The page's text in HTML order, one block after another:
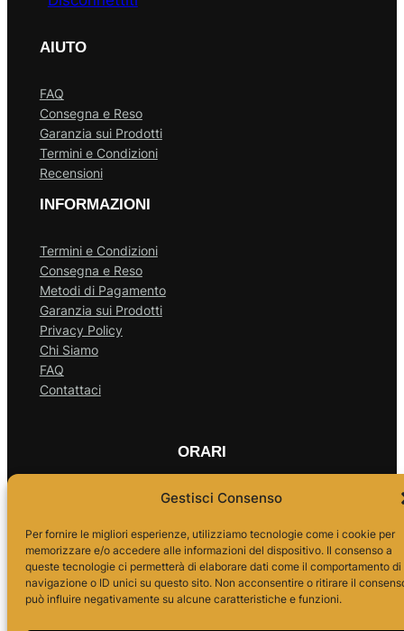
Gestisci Consenso
Per fornire le migliori esperienze, utilizziamo tecnologie come i cookie per
memorizzare e/o accedere alle informazioni del dispositivo. Il consenso a
queste tecnologie ci permetterà di elaborare dati come il comportamento di
navigazione o ID unici su questo sito. Non acconsentire o ritirare il
può influire negativamente su alcune caratteristiche e funzioni.
AIUTO
FAQ
Consegna e Reso
Garanzia sui Prodotti
Termini e Condizioni
Recensioni
INFORMAZIONI
Termini e Condizioni
Consegna e Reso
Metodi di Pagamento
Garanzia sui Prodotti
Privacy Policy
Chi Siamo
FAQ
Contattaci
ORARI
10.00 – 18.00